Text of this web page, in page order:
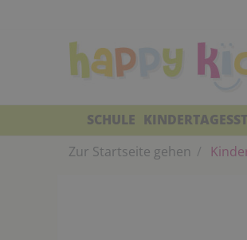
SCHULE
Zur Startseite gehen